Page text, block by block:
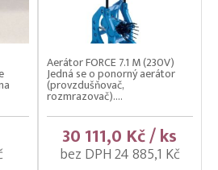
vybavení
Aerátor FORCE 7.1 M (230V)
Jedná se o ponorný aerátor
(provzdušňovač,
rozmrazovač)....
30 111,0 Kč / ks
bez DPH 24 885,1 Kč